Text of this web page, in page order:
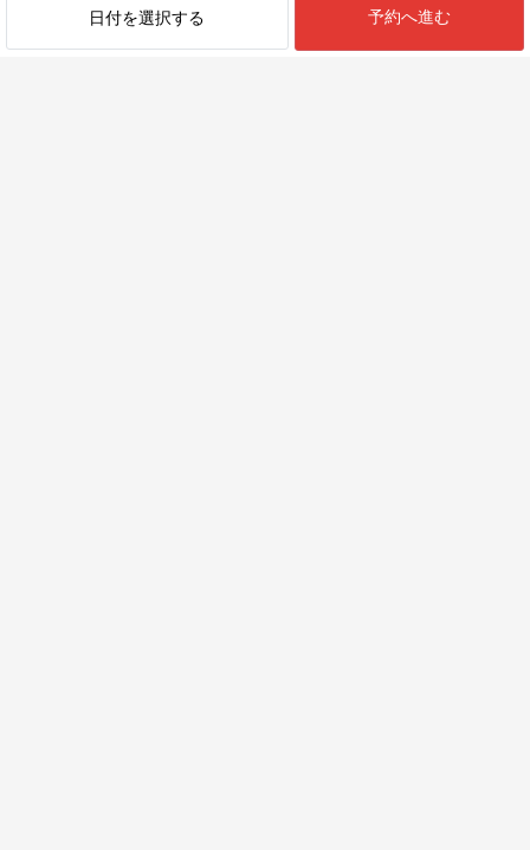
日付を選択する 予約へ進む